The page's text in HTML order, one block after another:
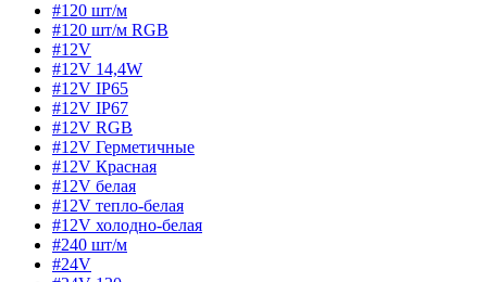
#120 шт/м
#120 шт/м RGB
#12V
#12V 14,4W
#12V IP65
#12V IP67
#12V RGB
#12V Герметичные
#12V Красная
#12V белая
#12V тепло-белая
#12V холодно-белая
#240 шт/м
#24V